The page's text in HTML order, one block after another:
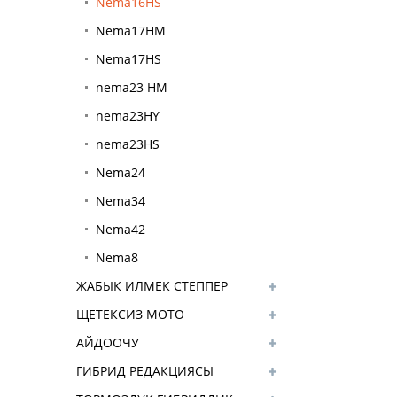
Nema17HM
Nema17HS
nema23 HM
nema23HY
nema23HS
Nema24
Nema34
Nema42
Nema8
ЖАБЫК ИЛМЕК СТЕППЕР
МОТОРУ
ЩЕТЕКСИЗ МОТО
АЙДООЧУ
ГИБРИД РЕДАКЦИЯСЫ